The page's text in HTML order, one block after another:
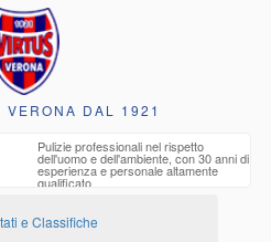
VERONA DAL 1921
Pulizie professionali nel rispetto
dell'uomo e dell'ambiente, con 30 anni di
esperienza e personale altamente
qualificato
e Classifiche